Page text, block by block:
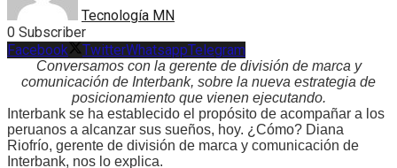
Tecnología MN
0 Subscriber
Facebook
TwitterWhatsappTelegram
Conversamos con la gerente de división de marca y
comunicación de Interbank, sobre la nueva estrategia de
posicionamiento que vienen ejecutando.
Interbank se ha establecido el propósito de acompañar a los
peruanos a alcanzar sus sueños, hoy. ¿Cómo? Diana
Riofrío, gerente de división de marca y comunicación de
Interbank, nos lo explica.